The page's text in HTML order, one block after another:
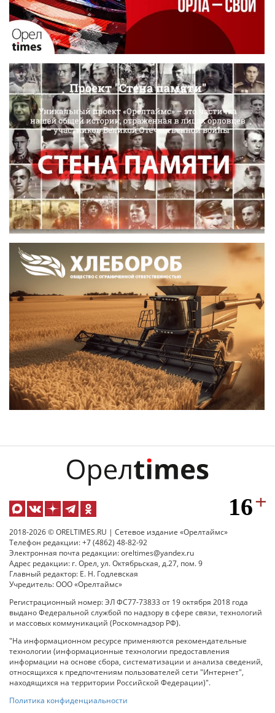
2018-2026 © ORELTIMES.RU | Сетевое издание «Орелтаймс»
Телефон редакции: +7 (4862) 48-82-92
Электронная почта редакции: oreltimes@yandex.ru
Адрес редакции: г. Орел, ул. Октябрьская, д.27, пом. 9
Главный редактор: Е. Н. Годлевская
Учредитель: ООО «Орелтаймс»
Регистрационный номер: ЭЛ ФС77-73833 от 19 октября 2018 года
выдано Федеральной службой по надзору в сфере связи, технологий
и массовых коммуникаций (Роскомнадзор РФ).
"На информационном ресурсе применяются рекомендательные
технологии (информационные технологии предоставления
информации на основе сбора, систематизации и анализа сведений,
относящихся к предпочтениям пользователей сети "Интернет",
находящихся на территории Российской Федерации)".
Политика конфиденциальности